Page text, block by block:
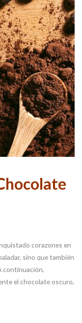
corazones en
sino que también
continuación,
el chocolate oscuro,